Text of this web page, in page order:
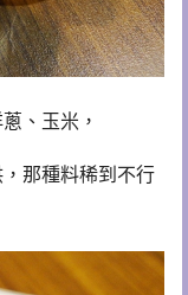
、玉米，
那種料稀到不行